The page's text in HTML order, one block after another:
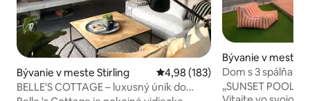
Bývanie v meste Stirling Priemerné ohodnotenie 4,98 z
4,98 (183)
BELLE'S COTTAGE – luxusný únik do
Bývanie v meste
rth
Dom s 3 spálňami
súkromný bazén
„SUNSET POOL